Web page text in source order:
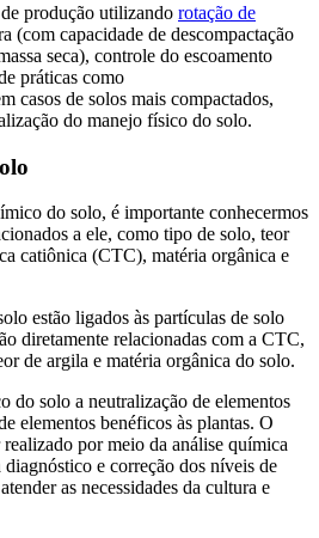
produção utilizando rotação de
(com capacidade de descompactação
seca), controle do escoamento
práticas como
casos de solos mais compactados,
do manejo físico do solo.
do solo, é importante conhecermos
a ele, como tipo de solo, teor
catiônica (CTC), matéria orgânica e
estão ligados às partículas de solo
diretamente relacionadas com a CTC,
de argila e matéria orgânica do solo.
do solo a neutralização de elementos
elementos benéficos às plantas. O
por meio da análise química
e correção dos níveis de
as necessidades da cultura e